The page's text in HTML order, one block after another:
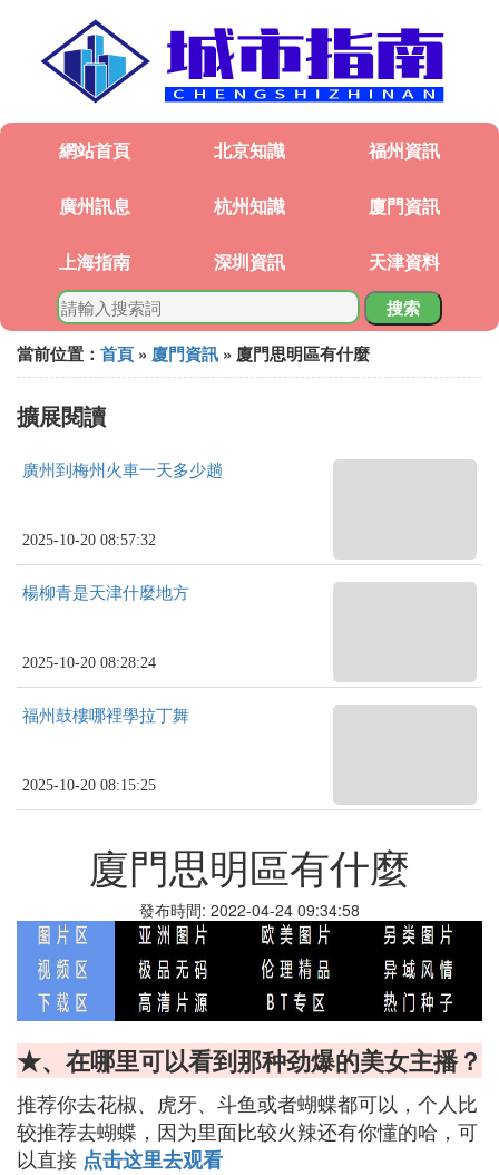
網站首頁 北京知識 福州資訊
廣州訊息 杭州知識 廈門資訊
上海指南 深圳資訊 天津資料
搜索
當前位置： 首頁 » 廈門資訊 » 廈門思明區有什麼
擴展閱讀
廣州到梅州火車一天多少趟
2025-10-20 08:57:32
楊柳青是天津什麼地方
2025-10-20 08:28:24
福州鼓樓哪裡學拉丁舞
2025-10-20 08:15:25
廈門思明區有什麼
發布時間: 2022-04-24 09:34:58
★、在哪里可以看到那种劲爆的美女主播？
推荐你去花椒、虎牙、斗鱼或者蝴蝶都可以，个人比
较推荐去蝴蝶，因为里面比较火辣还有你懂的哈，可
以直接 点击这里去观看